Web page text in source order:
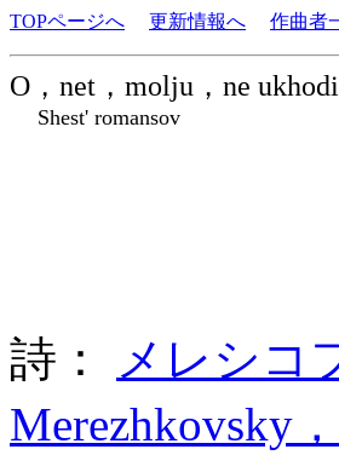
TOPページへ 更新情報へ 作曲者
O，net，molju，ne
Shest' romansov
詩：
メレシコ
Merezhkovsky